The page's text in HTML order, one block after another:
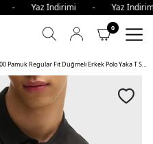
- Yaz İndirimi - Yaz
0
Hugo %100 Pamuk Regular Fit Düğmeli Erkek Polo Yaka T Shirt